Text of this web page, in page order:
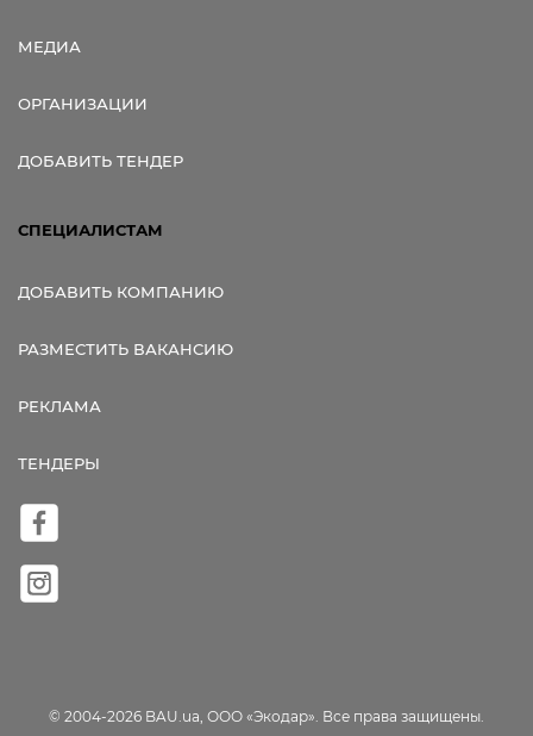
МЕДИА
ОРГАНИЗАЦИИ
ДОБАВИТЬ ТЕНДЕР
СПЕЦИАЛИСТАМ
ДОБАВИТЬ КОМПАНИЮ
РАЗМЕСТИТЬ ВАКАНСИЮ
РЕКЛАМА
ТЕНДЕРЫ
© 2004-2026 BAU.ua, ООО «Экодар». Все права защищены.